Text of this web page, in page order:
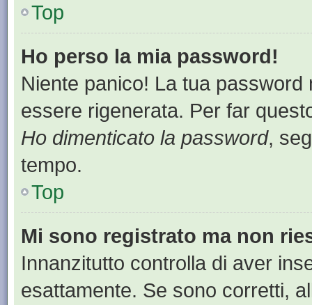
Top
Ho perso la mia password!
Niente panico! La tua
essere rigenerata. Per far
Ho dimenticato la password,
tempo.
Top
Mi sono registrato ma non
Innanzitutto controlla di aver
esattamente. Se sono corretti,